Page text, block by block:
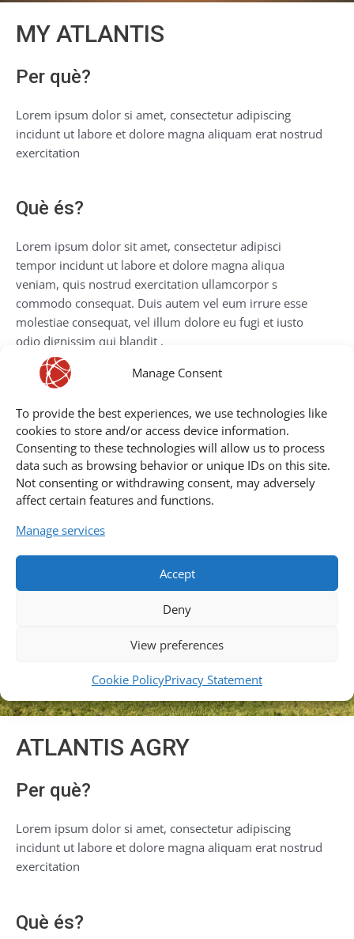
Manage Consent
To provide the best experiences, we use technologies like
cookies to store and/or access device information.
Consenting to these technologies will allow us to process
data such as browsing behavior or unique IDs on this site.
Not consenting or withdrawing consent, may adversely
affect certain features and functions.
Manage services
Accept
Deny
View preferences
Cookie PolicyPrivacy Statement
MY ATLANTIS
Per què?
Lorem ipsum dolor si amet, consectetur adipiscing
incidunt ut labore et dolore magna aliquam erat nostrud
exercitation
Què és?
Lorem ipsum dolor sit amet, consectetur adipisci
tempor incidunt ut labore et dolore magna aliqua
veniam, quis nostrud exercitation ullamcorpor s
commodo consequat. Duis autem vel eum irrure esse
molestiae consequat, vel illum dolore eu fugi et iusto
odio dignissim qui blandit .
ATLANTIS AGRY
Per què?
Lorem ipsum dolor si amet, consectetur adipiscing
incidunt ut labore et dolore magna aliquam erat nostrud
exercitation
Què és?